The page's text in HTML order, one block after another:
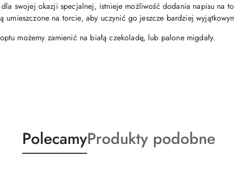
swojej okazji specjalnej, istnieje możliwość dodania napisu na
umieszczone na torcie, aby uczynić go jeszcze bardziej
możemy zamienić na białą czekoladę, lub palone migdały.
Produkty
o
PolecamyProdukty
o
Produkty podobne